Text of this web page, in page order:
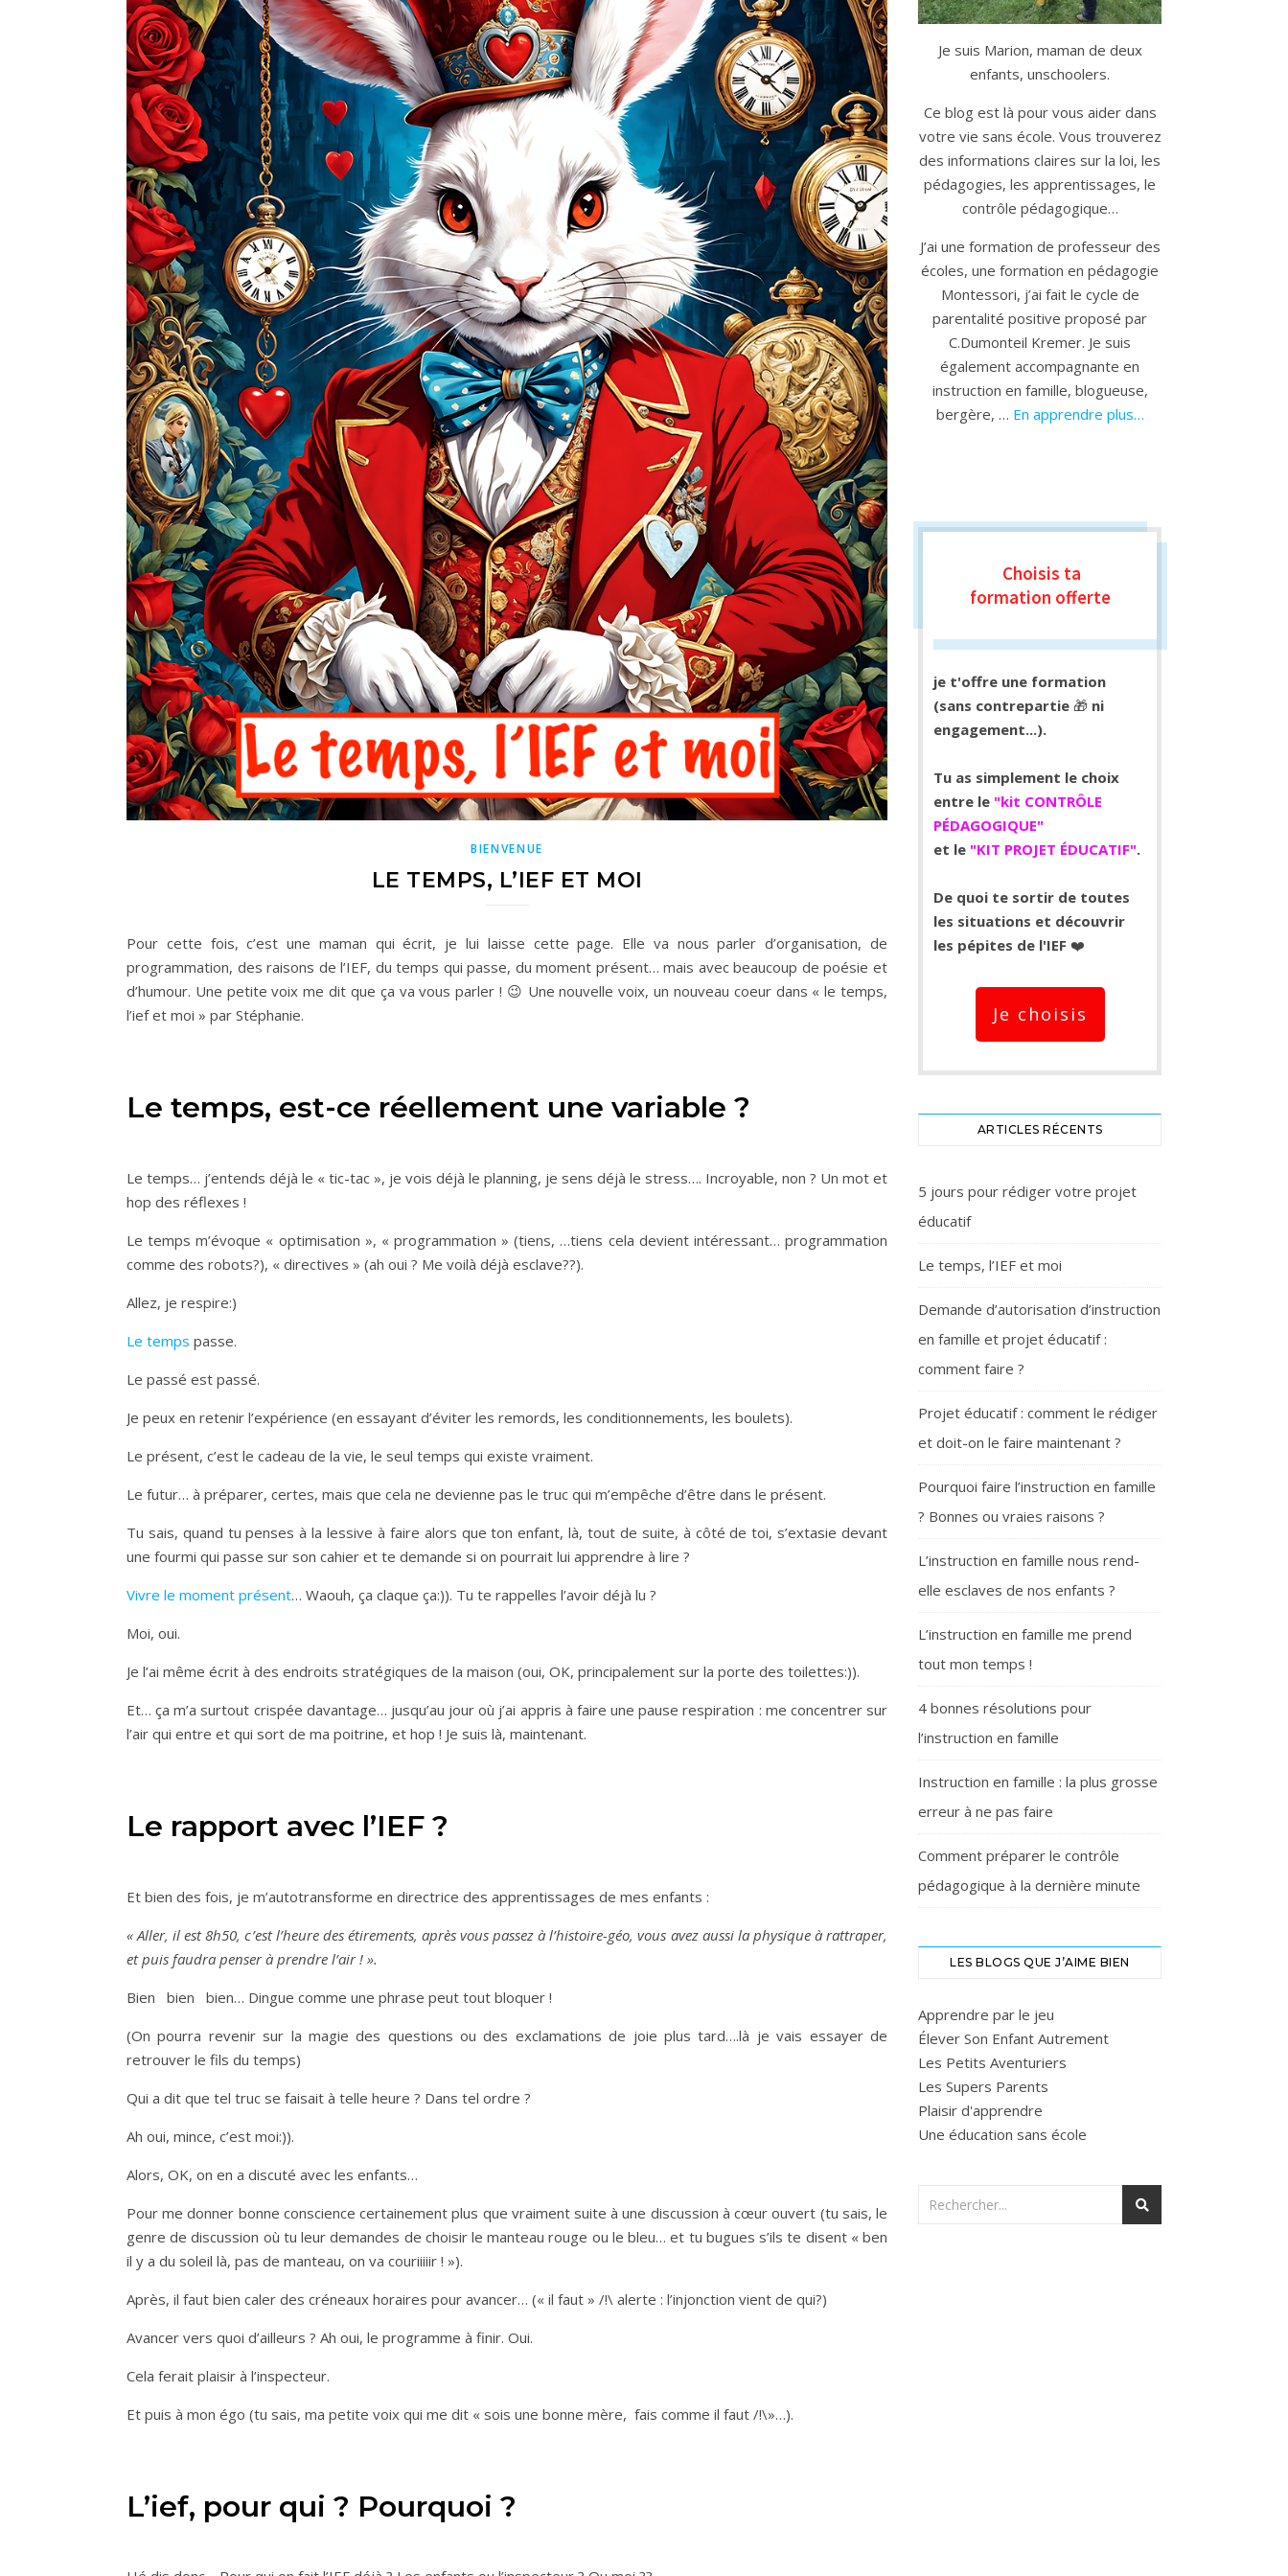
BIENVENUE
LE TEMPS, L’IEF ET MOI
Pour cette fois, c’est une maman qui écrit, je lui laisse cette page. Elle va nous parler d’organisation, de
programmation, des raisons de l’IEF, du temps qui passe, du moment présent… mais avec beaucoup de poésie et
d’humour. Une petite voix me dit que ça va vous parler ! 😉 Une nouvelle voix, un nouveau coeur dans « le temps,
l’ief et moi » par Stéphanie.
Le temps, est-ce réellement une variable ?
Le temps… j’entends déjà le « tic-tac », je vois déjà le planning, je sens déjà le stress…. Incroyable, non ? Un mot et
hop des réflexes !
Le temps m’évoque « optimisation », « programmation » (tiens, …tiens cela devient intéressant… programmation
comme des robots?), « directives » (ah oui ? Me voilà déjà esclave??).
Allez, je respire:)
Le temps passe.
Le passé est passé.
Je peux en retenir l’expérience (en essayant d’éviter les remords, les conditionnements, les boulets).
Le présent, c’est le cadeau de la vie, le seul temps qui existe vraiment.
Le futur… à préparer, certes, mais que cela ne devienne pas le truc qui m’empêche d’être dans le présent.
Tu sais, quand tu penses à la lessive à faire alors que ton enfant, là, tout de suite, à côté de toi, s’extasie devant
une fourmi qui passe sur son cahier et te demande si on pourrait lui apprendre à lire ?
Vivre le moment présent… Waouh, ça claque ça:)). Tu te rappelles l’avoir déjà lu ?
Moi, oui.
Je l’ai même écrit à des endroits stratégiques de la maison (oui, OK, principalement sur la porte des toilettes:)).
Et… ça m’a surtout crispée davantage… jusqu’au jour où j’ai appris à faire une pause respiration : me concentrer sur
l’air qui entre et qui sort de ma poitrine, et hop ! Je suis là, maintenant.
Le rapport avec l’IEF ?
Et bien des fois, je m’autotransforme en directrice des apprentissages de mes enfants :
« Aller, il est 8h50, c’est l’heure des étirements, après vous passez à l’histoire-géo, vous avez aussi la physique à rattraper,
et puis faudra penser à prendre l’air ! ».
Bien bien bien… Dingue comme une phrase peut tout bloquer !
(On pourra revenir sur la magie des questions ou des exclamations de joie plus tard….là je vais essayer de
retrouver le fils du temps)
Qui a dit que tel truc se faisait à telle heure ? Dans tel ordre ?
Ah oui, mince, c’est moi:)).
Alors, OK, on en a discuté avec les enfants…
Pour me donner bonne conscience certainement plus que vraiment suite à une discussion à cœur ouvert (tu sais, le
genre de discussion où tu leur demandes de choisir le manteau rouge ou le bleu… et tu bugues s’ils te disent « ben
il y a du soleil là, pas de manteau, on va couriiiiir ! »).
Après, il faut bien caler des créneaux horaires pour avancer… (« il faut » /!\ alerte : l’injonction vient de qui?)
Avancer vers quoi d’ailleurs ? Ah oui, le programme à finir. Oui.
Cela ferait plaisir à l’inspecteur.
Et puis à mon égo (tu sais, ma petite voix qui me dit « sois une bonne mère, fais comme il faut /!\»…).
L’ief, pour qui ? Pourquoi ?
Je suis Marion, maman de deux
enfants, unschoolers.
Ce blog est là pour vous aider dans
votre vie sans école. Vous trouverez
des informations claires sur la loi, les
pédagogies, les apprentissages, le
contrôle pédagogique…
J’ai une formation de professeur des
écoles, une formation en pédagogie
Montessori, j’ai fait le cycle de
parentalité positive proposé par
C.Dumonteil Kremer. Je suis
également accompagnante en
instruction en famille, blogueuse,
bergère, … En apprendre plus…
Choisis ta
formation offerte
je t'offre une formation
(sans contrepartie 🎁 ni
engagement...).
Tu as simplement le choix
entre le "kit CONTRÔLE
PÉDAGOGIQUE"
et le "KIT PROJET ÉDUCATIF".
De quoi te sortir de toutes
les situations et découvrir
les pépites de l'IEF ❤️
Je choisis
ARTICLES RÉCENTS
5 jours pour rédiger votre projet
éducatif
Le temps, l’IEF et moi
Demande d’autorisation d’instruction
en famille et projet éducatif :
comment faire ?
Projet éducatif : comment le rédiger
et doit-on le faire maintenant ?
Pourquoi faire l’instruction en famille
? Bonnes ou vraies raisons ?
L’instruction en famille nous rend-
elle esclaves de nos enfants ?
L’instruction en famille me prend
tout mon temps !
4 bonnes résolutions pour
l’instruction en famille
Instruction en famille : la plus grosse
erreur à ne pas faire
Comment préparer le contrôle
pédagogique à la dernière minute
LES BLOGS QUE J’AIME BIEN
Apprendre par le jeu
Élever Son Enfant Autrement
Les Petits Aventuriers
Les Supers Parents
Plaisir d'apprendre
Une éducation sans école